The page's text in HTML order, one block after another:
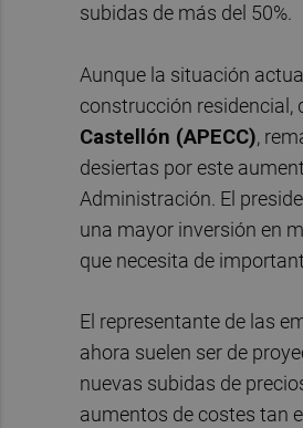
subidas de más del 50%.
Aunque la situación
construcción residencial,
Castellón (APECC),
desiertas por este
Administración. El
una mayor inversión en
que necesita de
El representante de las
ahora suelen ser de
nuevas subidas de
aumentos de costes tan